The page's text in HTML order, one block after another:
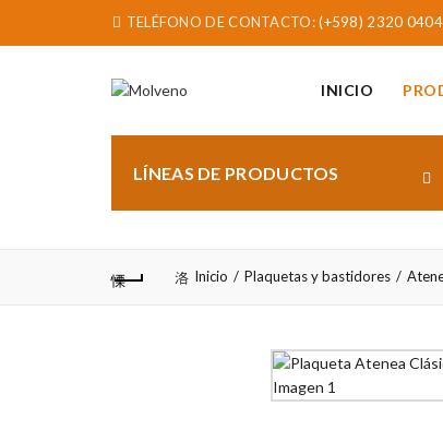
TELÉFONO DE CONTACTO:(+598) 2320 0404
INICIO
LÍNEAS DE PRODUCTOS
Inicio Plaquetas y bastidores